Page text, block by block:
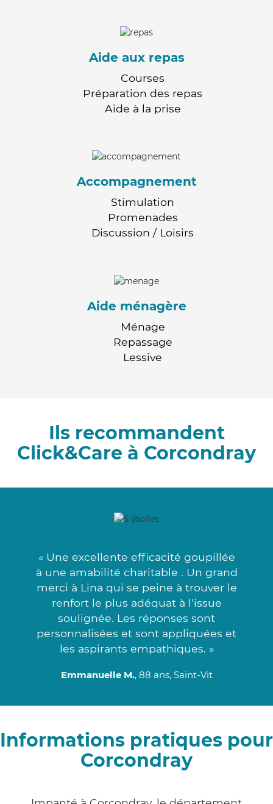
Aide aux repas
Courses
Préparation des repas
Aide à la prise
Accompagnement
Stimulation
Promenades
Discussion / Loisirs
Aide ménagère
Ménage
Repassage
Lessive
Ils recommandent
Click&Care à Corcondray
« Une excellente efficacité goupillée
à une amabilité charitable . Un grand
merci à Lina qui se peine à trouver le
renfort le plus adéquat à l'issue
soulignée. Les réponses sont
personnalisées et sont appliquées et
les aspirants empathiques. »
Emmanuelle M., 88 ans, Saint-Vit
Informations pratiques pour
Corcondray